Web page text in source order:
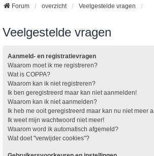
Forum overzicht Veelgestelde vragen
Veelgestelde vragen
Aanmeld- en registratievragen
Waarom moet ik me registreren?
Wat is COPPA?
Waarom kan ik niet registreren?
Ik ben geregistreerd maar kan niet aanmelden!
Waarom kan ik niet aanmelden?
Ik heb me ooit geregistreerd maar kan nu niet meer
Ik weet mijn wachtwoord niet meer!
Waarom word ik automatisch afgemeld?
Wat doet "verwijder cookies"?